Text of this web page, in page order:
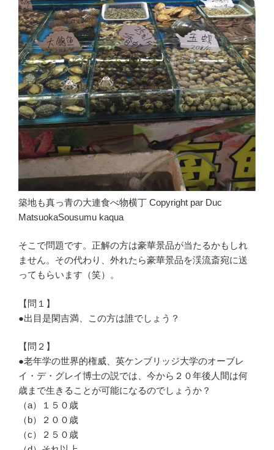
築地も真っ青の大連食べ物横丁 Copyright par Duc
MatsuokaSousumu kaqua
そこで問題です。正解の方は豪華景品が当たるかもしれ
ません。その代わり、外れたら豪華景品を渓流斎宛に送
ってもらいます（笑）。
【問１】
●出目是閑吉満、この方は誰でしょう？
【問２】
●老年学の世界的権威、英ケンブリッジ大学のオーブレ
イ・デ・グレイ博士の説では、今から２０年後人間は何
歳まで生きることが可能になるのでしょうか？
（a）１５０歳
（b）２００歳
（c）２５０歳